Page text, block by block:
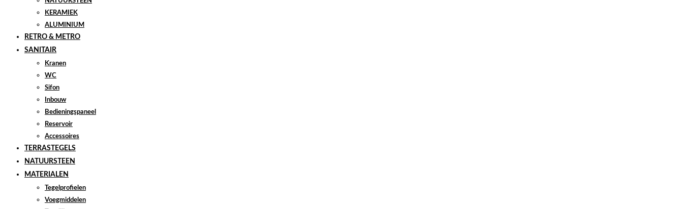
KERAMIEK
ALUMINIUM
RETRO & METRO
SANITAIR
Kranen
WC
Sifon
Inbouw
Bedieningspaneel
Reservoir
Accessoires
TERRASTEGELS
NATUURSTEEN
MATERIALEN
Tegelprofielen
Voegmiddelen